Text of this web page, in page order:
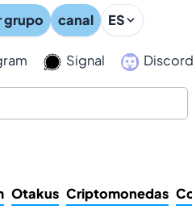
grupo canal ES
Signal Discord
en A Estrada
Otakus Criptomonedas